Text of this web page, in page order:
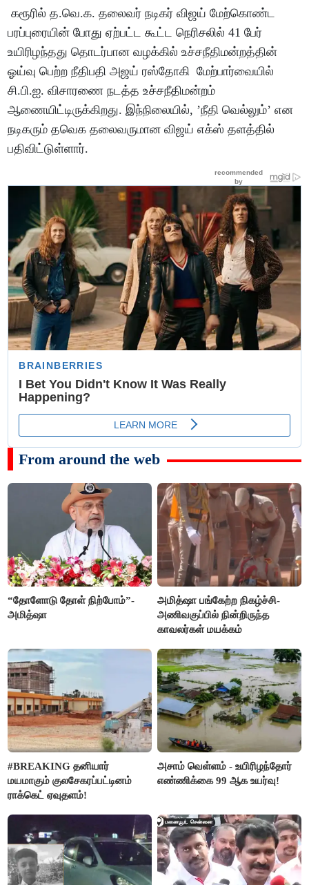
கரூரில் த.வெ.க. தலைவர் நடிகர் விஜய் மேற்கொண்ட
பரப்புரையின் போது ஏற்பட்ட கூட்ட நெரிசலில் 41 பேர்
உயிரிழந்தது தொடர்பான வழக்கில் உச்சநீதிமன்றத்தின்
ஓய்வு பெற்ற நீதிபதி அஜய் ரஸ்தோகி மேற்பார்வையில்
சி.பி.ஐ. விசாரணை நடத்த உச்சநீதிமன்றம்
ஆணையிட்டிருக்கிறது. இந்நிலையில், ’நீதி வெல்லும்’ என
நடிகரும் தவெக தலைவருமான விஜய் எக்ஸ் தளத்தில்
பதிவிட்டுள்ளார்.
From around the web
“தோளோடு தோள் நிற்போம்”-
அமித்ஷா
அமித்ஷா பங்கேற்ற நிகழ்ச்சி-
அணிவகுப்பில் நின்றிருந்த
காவலர்கள் மயக்கம்
#BREAKING தனியார்
மயமாகும் குலசேகரப்பட்டினம்
ராக்கெட் ஏவுதளம்!
அசாம் வெள்ளம் - உயிரிழந்தோர்
எண்ணிக்கை 99 ஆக உயர்வு!